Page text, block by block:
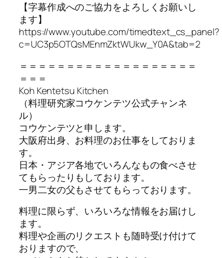
【字幕作成へのご協力をよろしくお願いし
ます】
https://www.youtube.com/timedtext_cs_panel?
c=UC3p5OTQsMEnmZktWUkw_Y0A&tab=2
＝＝＝＝＝＝＝＝＝＝＝＝＝＝＝＝＝＝＝
＝＝＝
Koh Kentetsu Kitchen
（料理研究家コウケンテツ公式チャンネ
ル）
コウケンテツと申します。
大阪府出身、お料理のお仕事をしておりま
す。
日本・アジア各地でいろんなもの食べさせ
てもらったりもしております。
一男二女の父もさせてもらっております。
料理に限らず、いろいろな情報をお届けし
ます。
料理や企画のリクエストも随時受け付けて
おりますので、